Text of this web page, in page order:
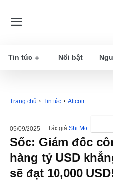
Tin tức Nổi bật
Trang chủ Tin tức Altcoin
05/09/2025 Tác giả Shi Mo
Sốc: Giám đốc
hàng tỷ USD
sẽ đạt 10,000 USD!